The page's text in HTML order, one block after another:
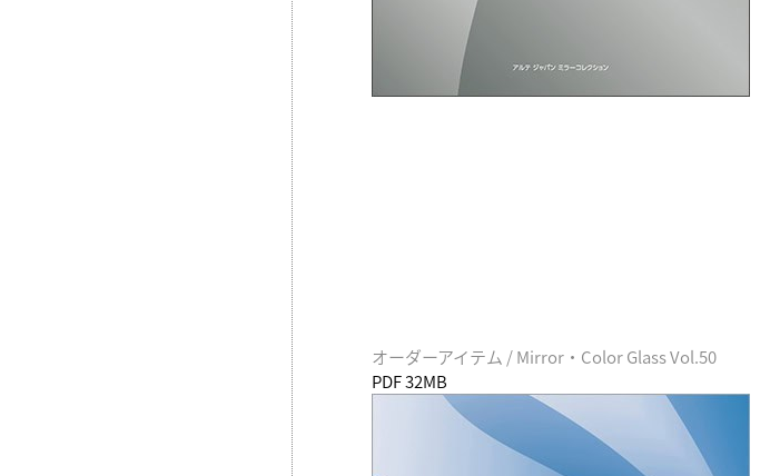
オーダーアイテム / Mirror・Color Glass Vol.50
PDF 32MB